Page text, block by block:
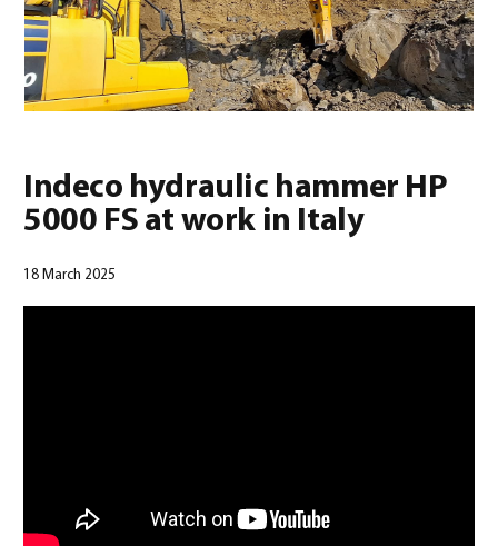
Português (Português)
Indeco hydraulic hammer HP
5000 FS at work in Italy
18 March 2025